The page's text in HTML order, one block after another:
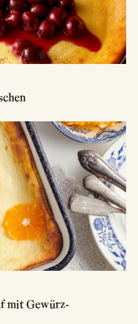
mit Gewürz-